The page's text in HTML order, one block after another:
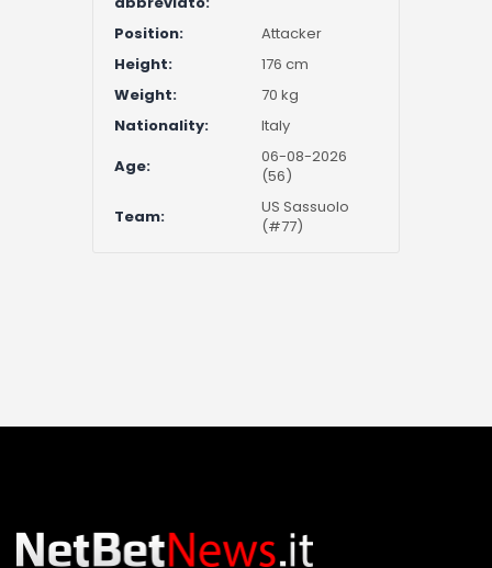
Position:
Attacker
Height:
176 cm
Weight:
70 kg
Nationality:
Italy
Age:
06-08-2026
(56)
Team:
US Sassuolo
(#77)